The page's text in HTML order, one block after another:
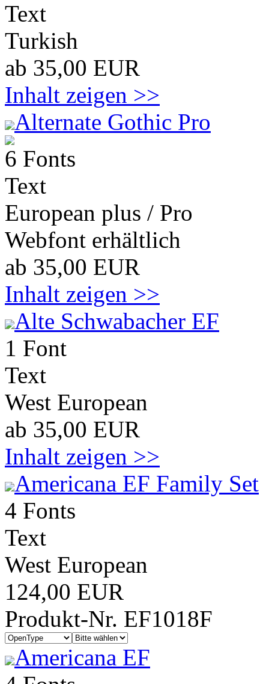
Text
Turkish
ab 35,00 EUR
Inhalt zeigen >>
Alternate Gothic Pro
6 Fonts
Text
European plus / Pro
Webfont erhältlich
ab 35,00 EUR
Inhalt zeigen >>
Alte Schwabacher EF
1 Font
Text
West European
ab 35,00 EUR
Inhalt zeigen >>
Americana EF Family Set
4 Fonts
Text
West European
124,00 EUR
Produkt-Nr. EF1018F
Americana EF